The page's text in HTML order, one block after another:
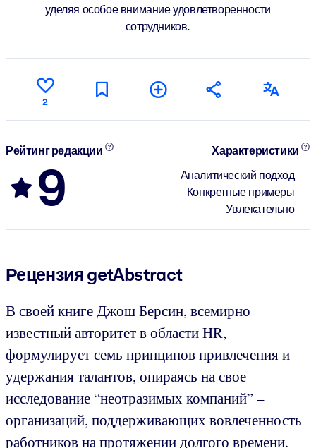
уделяя особое внимание удовлетворенности
сотрудников.
2
Рейтинг редакции
9
Характеристики
Аналитический подход
Конкретные примеры
Увлекательно
Рецензия getAbstract
В своей книге Джош Берсин, всемирно
известный авторитет в области HR,
формулирует семь принципов привлечения и
удержания талантов, опираясь на свое
исследование “неотразимых компаний” –
организаций, поддерживающих вовлеченность
работников на протяжении долгого времени.